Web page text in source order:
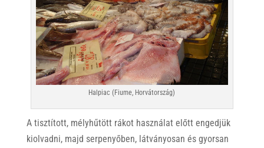
Halpiac (Fiume, Horvátország)
A tisztított, mélyhűtött rákot használat előtt engedjük
kiolvadni, majd serpenyőben, látványosan és gyorsan